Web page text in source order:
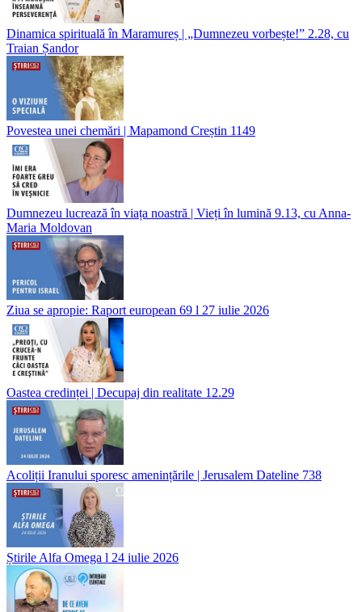
Dinamica spirituală în Maramureș | „Dumnezeu vorbește!” 2.28, cu
Traian Șandor
Povestea unei chemări | Mapamond Creștin 1149
Dumnezeu lucrează în viața noastră | Vieți în lumină 9.13, cu Anna-
Maria Moldovan
Ziua se apropie: Raport european 69 l 27 iulie 2026
Oastea credinței | Decupaj din realitate 12.29
Acoliții Iranului sporesc amenințările | Jerusalem Dateline 738
Știrile Alfa Omega l 24 iulie 2026